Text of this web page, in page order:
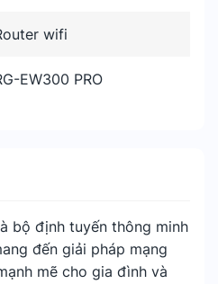
bộ định tuyến thông minh
đến giải pháp mạng
mẽ cho gia đình và
wifi
EW300 PRO